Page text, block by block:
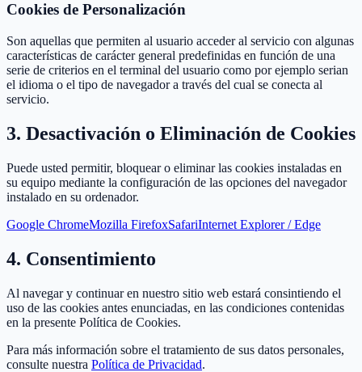
Cookies de Personalización
Son aquellas que permiten al usuario acceder al servicio con algunas
características de carácter general predefinidas en función de una
serie de criterios en el terminal del usuario como por ejemplo serian
el idioma o el tipo de navegador a través del cual se conecta al
servicio.
3. Desactivación o Eliminación de Cookies
Puede usted permitir, bloquear o eliminar las cookies instaladas en
su equipo mediante la configuración de las opciones del navegador
instalado en su ordenador.
Google ChromeMozilla FirefoxSafariInternet Explorer / Edge
4. Consentimiento
Al navegar y continuar en nuestro sitio web estará consintiendo el
uso de las cookies antes enunciadas, en las condiciones contenidas
en la presente Política de Cookies.
Para más información sobre el tratamiento de sus datos personales,
consulte nuestra Política de Privacidad.